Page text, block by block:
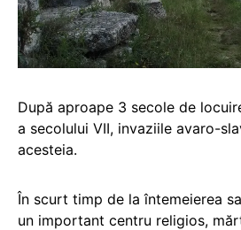
După aproape 3 secole de
a secolului VII, invaziile avaro-
acesteia.
În scurt timp de la întemeierea
un important centru religios,